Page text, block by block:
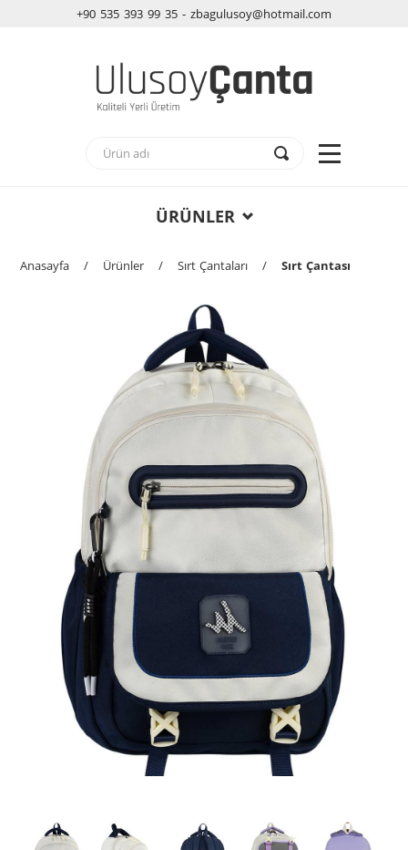
+90 535 393 99 35 - zbagulusoy@hotmail.com
ÜRÜNLER
Anasayfa / Ürünler / Sırt Çantaları / Sırt Çantası